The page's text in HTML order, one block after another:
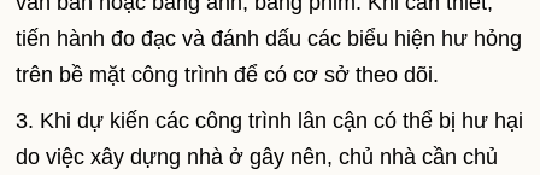
tiến hành đo đạc và đánh dấu các biểu hiện hư hỏng
trên bề mặt công trình để có cơ sở theo dõi.
3. Khi dự kiến các công trình lân cận có thể bị hư hại
do việc xây dựng nhà ở gây nên, chủ nhà cần chủ